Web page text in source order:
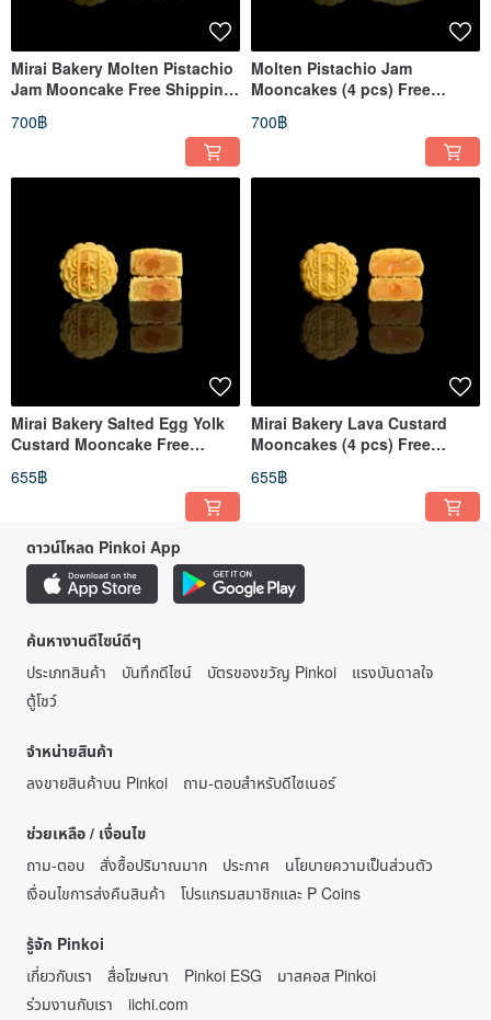
Mirai Bakery Molten Pistachio
Jam Mooncake Free Shipping
on orders over $500
700฿
Molten Pistachio Jam
Mooncakes (4 pcs) Free
Shipping on orders over $500
700฿
Mirai Bakery Salted Egg Yolk
Custard Mooncake Free
Shipping on orders over $500
655฿
Mirai Bakery Lava Custard
Mooncakes (4 pcs) Free
Shipping on orders over $500
655฿
ดาวน์โหลด Pinkoi App
ค้นหางานดีไซน์ดีๆ
ประเภทสินค้า
บันทึกดีไซน์ บัตรของขวัญ Pinkoi
แรงบันดาลใจ
ตู้โชว์
จำหน่ายสินค้า
ลงขายสินค้าบน Pinkoi
ถาม-ตอบสำหรับดีไซเนอร์
ช่วยเหลือ / เงื่อนไข
ถาม-ตอบ
สั่งซื้อปริมาณมาก ประกาศ
นโยบายความเป็นส่วนตัว
เงื่อนไขการส่งคืนสินค้า
โปรแกรมสมาชิกและ P Coins
รู้จัก Pinkoi
เกี่ยวกับเรา
สื่อโฆษณา Pinkoi ESG
มาสคอส Pinkoi
ร่วมงานกับเรา
iichi.com